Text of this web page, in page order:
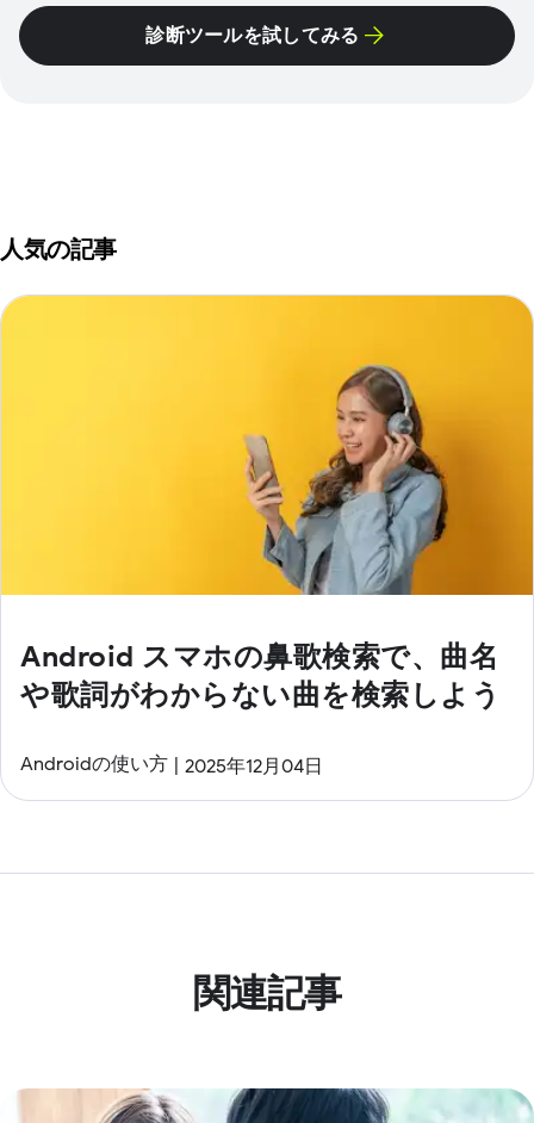
診断ツールを試してみる
人気の記事
Android スマホの鼻歌検索で、曲名
や歌詞がわからない曲を検索しよう
Androidの使い方 2025年12月04日
関連記事